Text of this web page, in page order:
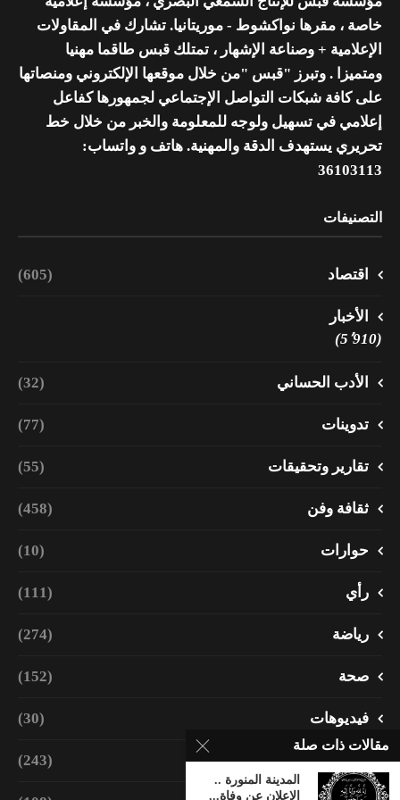
خاصة ، مقرها نواكشوط - موريتانيا. تشارك في المقاولات
الإعلامية + وصناعة الإشهار ، تمتلك قبس طاقما مهنيا
ومتميزا . وتبرز "قبس "من خلال موقعها الإلكتروني ومنصاتها
على كافة شبكات التواصل الإجتماعي لجمهورها كفاعل
إعلامي في تسهيل ولوجه للمعلومة والخبر من خلال خط
تحريري يستهدف الدقة والمهنية. هاتف و واتساب:
36103113
التصنيفات
اقتصاد (605)
الأخبار
(5٬910)
الأدب الحساني (32)
تدوينات (77)
تقارير وتحقيقات (55)
ثقافة وفن (458)
حوارات (10)
رأي (111)
رياضة (274)
صحة (152)
فيديوهات (30)
مجتمع (243)
مقالات ذات صلة
المدينة المنورة ..
الإعلان عن وفاة...